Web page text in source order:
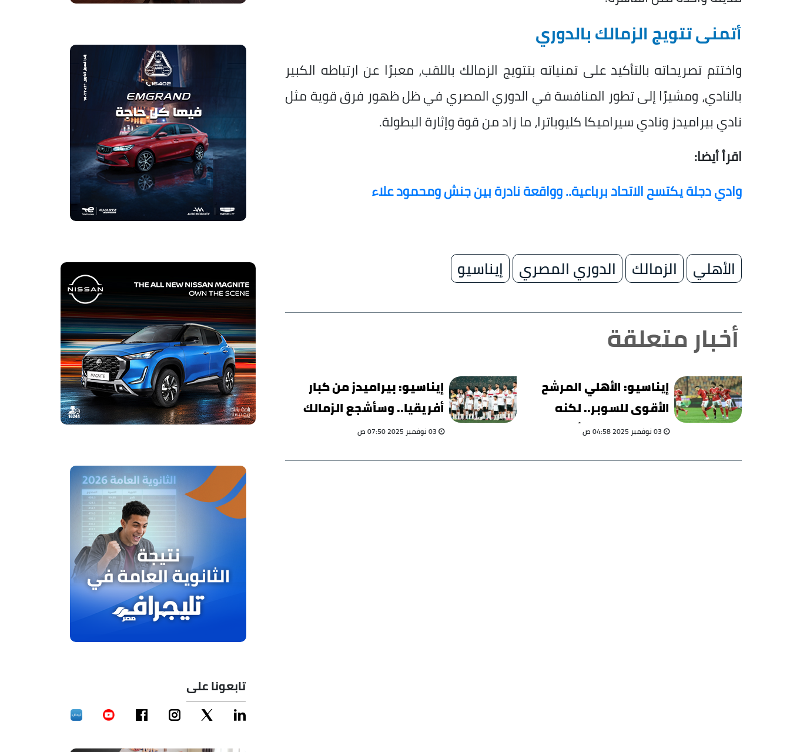
أتمنى تتويج الزمالك بالدوري
واختتم تصريحاته بالتأكيد على تمنياته بتتويج الزمالك باللقب، معبرًا عن ارتباطه الكبير
بالنادي، ومشيرًا إلى تطور المنافسة في الدوري المصري في ظل ظهور فرق قوية مثل
نادي بيراميدز ونادي سيراميكا كليوباترا، ما زاد من قوة وإثارة البطولة.
اقرأ أيضا:
وادي دجلة يكتسح الاتحاد برباعية.. وواقعة نادرة بين جنش ومحمود علاء
الأهلي الزمالك الدوري المصري إيناسيو
أخبار متعلقة
إيناسيو: الأهلي المرشح
الأقوى للسوبر.. لكنه
سيواجه صعوبة أمام
03 نوفمبر 2025 04:58 ص
إيناسيو: بيراميدز من كبار
أفريقيا.. وسأشجع الزمالك
في السوبر
تابعونا على